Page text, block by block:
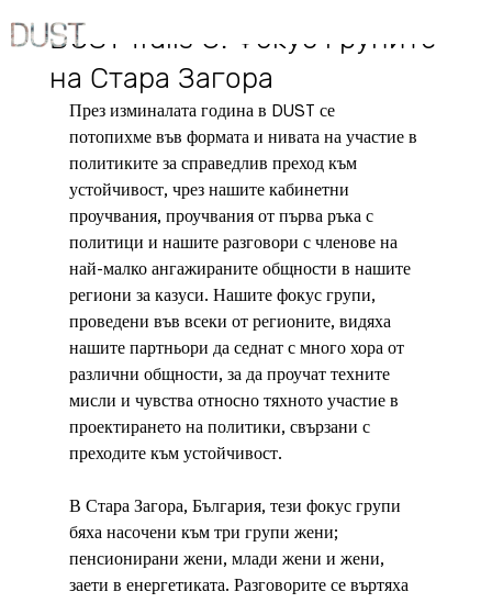
DUST Trails 8: Фокус групите
на Стара Загора
През изминалата година в DUST се
потопихме във формата и нивата на участие в
политиките за справедлив преход към
устойчивост, чрез нашите кабинетни
проучвания, проучвания от първа ръка с
политици и нашите разговори с членове на
най-малко ангажираните общности в нашите
региони за казуси. Нашите фокус групи,
проведени във всеки от регионите, видяха
нашите партньори да седнат с много хора от
различни общности, за да проучат техните
мисли и чувства относно тяхното участие в
проектирането на политики, свързани с
преходите към устойчивост.
В Стара Загора, България, тези фокус групи
бяха насочени към три групи жени;
пенсионирани жени, млади жени и жени,
заети в енергетиката. Разговорите се въртяха